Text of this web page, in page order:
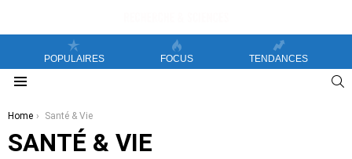
POPULAIRES FOCUS TENDANCES
You are here:
Home Santé & Vie
SANTÉ & VIE